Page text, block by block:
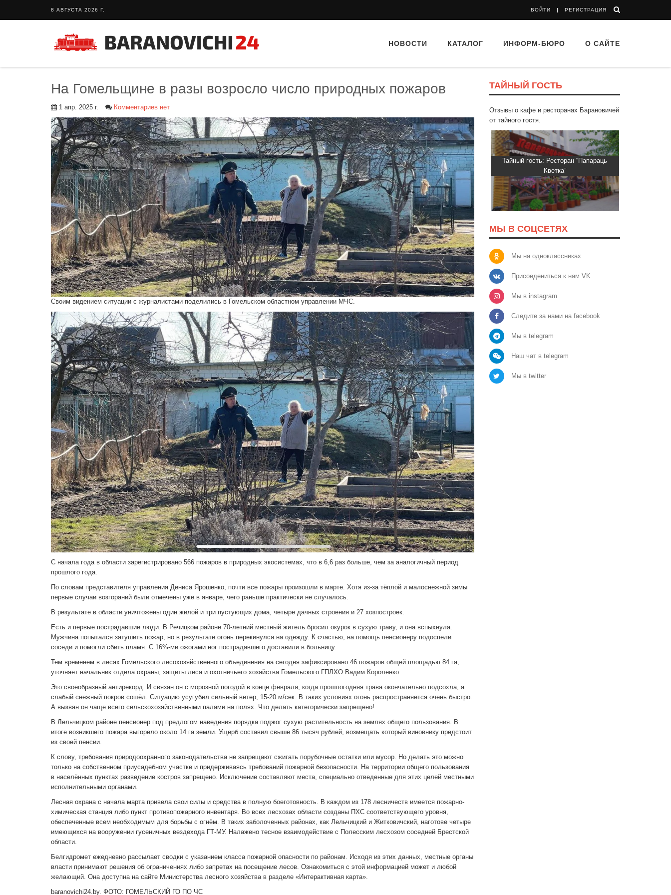
8 АВГУСТА 2026 Г. ВОЙТИ РЕГИСТРАЦИЯ
НОВОСТИ КАТАЛОГ ИНФОРМ-БЮРО О САЙТЕ
На Гомельщине в разы возросло число природных пожаров
1 апр. 2025 г. Комментариев нет
Своим видением ситуации с журналистами поделились в Гомельском областном управлении МЧС.
С начала года в области зарегистрировано 566 пожаров в природных экосистемах, что в 6,6 раз больше, чем за аналогичный период
прошлого года.
По словам представителя управления Дениса Ярошенко, почти все пожары произошли в марте. Хотя из-за тёплой и малоснежной зимы
первые случаи возгораний были отмечены уже в январе, чего раньше практически не случалось.
В результате в области уничтожены один жилой и три пустующих дома, четыре дачных строения и 27 хозпостроек.
Есть и первые пострадавшие люди. В Речицком районе 70-летний местный житель бросил окурок в сухую траву, и она вспыхнула.
Мужчина попытался затушить пожар, но в результате огонь перекинулся на одежду. К счастью, на помощь пенсионеру подоспели
соседи и помогли сбить пламя. С 16%-ми ожогами ног пострадавшего доставили в больницу.
Тем временем в лесах Гомельского лесохозяйственного объединения на сегодня зафиксировано 46 пожаров общей площадью 84 га,
уточняет начальник отдела охраны, защиты леса и охотничьего хозяйства Гомельского ГПЛХО Вадим Короленко.
Это своеобразный антирекорд. И связан он с морозной погодой в конце февраля, когда прошлогодняя трава окончательно подсохла, а
слабый снежный покров сошёл. Ситуацию усугубил сильный ветер, 15-20 м/сек. В таких условиях огонь распространяется очень быстро.
А вызван он чаще всего сельскохозяйственными палами на полях. Что делать категорически запрещено!
В Лельчицком районе пенсионер под предлогом наведения порядка поджог сухую растительность на землях общего пользования. В
итоге возникшего пожара выгорело около 14 га земли. Ущерб составил свыше 86 тысяч рублей, возмещать который виновнику предстоит
из своей пенсии.
К слову, требования природоохранного законодательства не запрещают сжигать порубочные остатки или мусор. Но делать это можно
только на собственном приусадебном участке и придерживаясь требований пожарной безопасности. На территории общего пользования
в населённых пунктах разведение костров запрещено. Исключение составляют места, специально отведенные для этих целей местными
исполнительными органами.
Лесная охрана с начала марта привела свои силы и средства в полную боеготовность. В каждом из 178 лесничеств имеется пожарно-
химическая станция либо пункт противопожарного инвентаря. Во всех лесхозах области созданы ПХС соответствующего уровня,
обеспеченные всем необходимым для борьбы с огнём. В таких заболоченных районах, как Лельчицкий и Житковичский, наготове четыре
имеющихся на вооружении гусеничных вездехода ГТ-МУ. Налажено тесное взаимодействие с Полесским лесхозом соседней Брестской
области.
Белгидромет ежедневно рассылает сводки с указанием класса пожарной опасности по районам. Исходя из этих данных, местные органы
власти принимают решения об ограничениях либо запретах на посещение лесов. Ознакомиться с этой информацией может и любой
желающий. Она доступна на сайте Министерства лесного хозяйства в разделе «Интерактивная карта».
baranovichi24.by. ФОТО: ГОМЕЛЬСКИЙ ГО ПО ЧС
ТАЙНЫЙ ГОСТЬ
Отзывы о кафе и ресторанах Барановичей
от тайного гостя.
Тайный гость: кафе «Автограф» Тайный гость: доставка Капибара
Тайный гость: Ресторан “Папараць
Кветка”
МЫ В СОЦСЕТЯХ
Мы на одноклассниках
Присоедениться к нам VK
Мы в instagram
Следите за нами на facebook
Мы в telegram
Наш чат в telegram
Мы в twitter